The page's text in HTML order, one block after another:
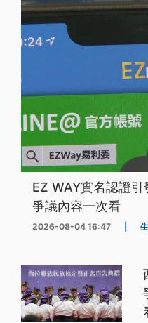
EZ WAY實名認證
爭議內容一次看
2026-08-04 16:47